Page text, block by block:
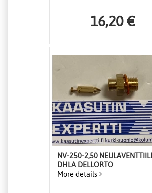
16,20 €
NV-250-2,50 NEULAVENTTIILI
DHLA DELLORTO
More details